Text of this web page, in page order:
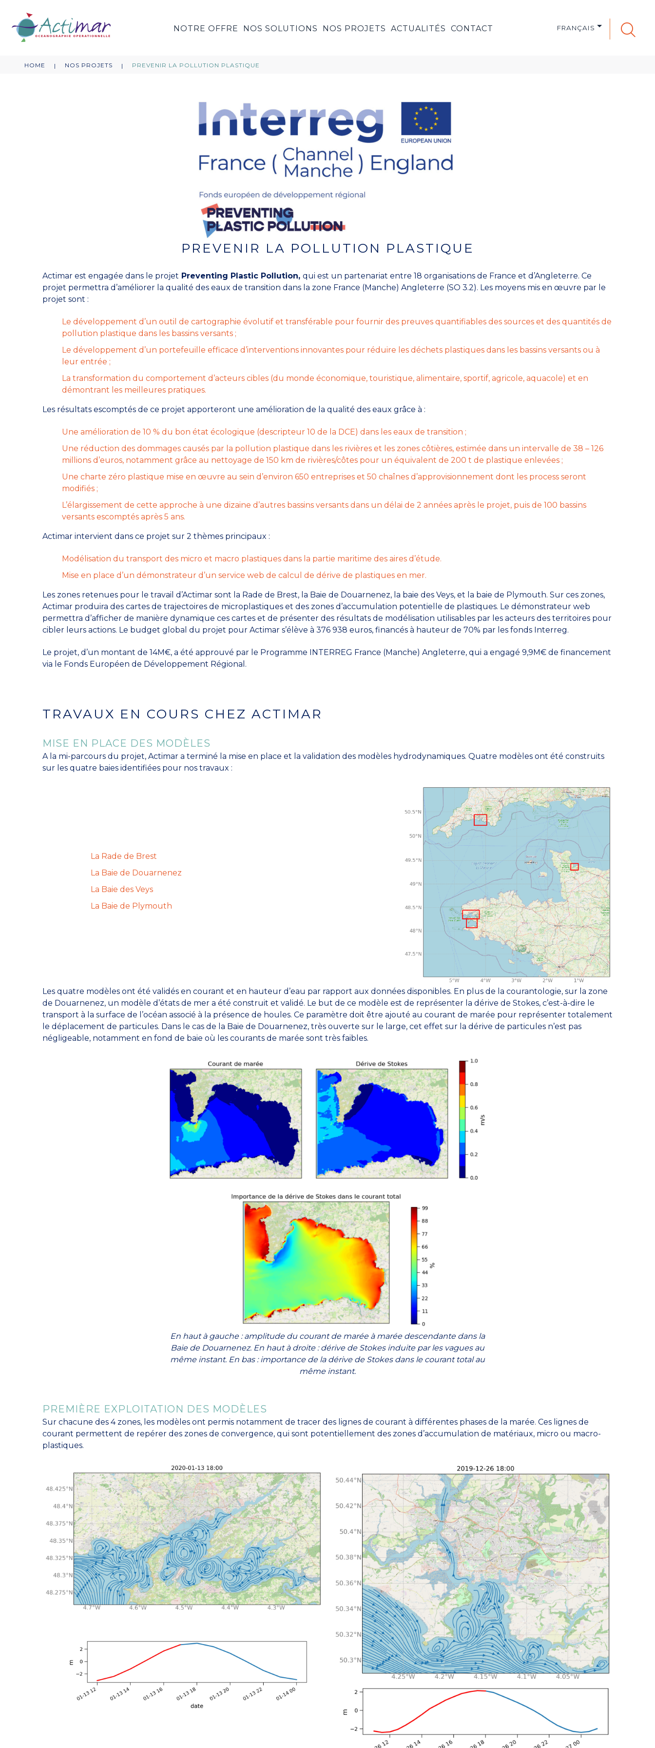
NOTRE OFFRE NOS SOLUTIONS NOS PROJETS ACTUALITÉS CONTACT FRANÇAIS
Search
HOME | NOS PROJETS | PREVENIR LA POLLUTION PLASTIQUE
PREVENIR LA POLLUTION PLASTIQUE
Actimar est engagée dans le projet Preventing Plastic Pollution, qui est un partenariat entre 18 organisations de France et d’Angleterre. Ce
projet permettra d’améliorer la qualité des eaux de transition dans la zone France (Manche) Angleterre (SO 3.2). Les moyens mis en œuvre par le
projet sont :
Le développement d’un outil de cartographie évolutif et transférable pour fournir des preuves quantifiables des sources et des quantités de
pollution plastique dans les bassins versants ;
Le développement d’un portefeuille efficace d’interventions innovantes pour réduire les déchets plastiques dans les bassins versants ou à
leur entrée ;
La transformation du comportement d’acteurs cibles (du monde économique, touristique, alimentaire, sportif, agricole, aquacole) et en
démontrant les meilleures pratiques.
Les résultats escomptés de ce projet apporteront une amélioration de la qualité des eaux grâce à :
Une amélioration de 10 % du bon état écologique (descripteur 10 de la DCE) dans les eaux de transition ;
Une réduction des dommages causés par la pollution plastique dans les rivières et les zones côtières, estimée dans un intervalle de 38 – 126
millions d’euros, notamment grâce au nettoyage de 150 km de rivières/côtes pour un équivalent de 200 t de plastique enlevées ;
Une charte zéro plastique mise en œuvre au sein d’environ 650 entreprises et 50 chaînes d’approvisionnement dont les process seront
modifiés ;
L’élargissement de cette approche à une dizaine d’autres bassins versants dans un délai de 2 années après le projet, puis de 100 bassins
versants escomptés après 5 ans.
Actimar intervient dans ce projet sur 2 thèmes principaux :
Modélisation du transport des micro et macro plastiques dans la partie maritime des aires d’étude.
Mise en place d’un démonstrateur d’un service web de calcul de dérive de plastiques en mer.
Les zones retenues pour le travail d’Actimar sont la Rade de Brest, la Baie de Douarnenez, la baie des Veys, et la baie de Plymouth. Sur ces zones,
Actimar produira des cartes de trajectoires de microplastiques et des zones d’accumulation potentielle de plastiques. Le démonstrateur web
permettra d’afficher de manière dynamique ces cartes et de présenter des résultats de modélisation utilisables par les acteurs des territoires pour
cibler leurs actions. Le budget global du projet pour Actimar s’élève à 376 938 euros, financés à hauteur de 70% par les fonds Interreg.
Le projet, d’un montant de 14M€, a été approuvé par le Programme INTERREG France (Manche) Angleterre, qui a engagé 9,9M€ de financement
via le Fonds Européen de Développement Régional.
TRAVAUX EN COURS CHEZ ACTIMAR
MISE EN PLACE DES MODÈLES
A la mi-parcours du projet, Actimar a terminé la mise en place et la validation des modèles hydrodynamiques. Quatre modèles ont été construits
sur les quatre baies identifiées pour nos travaux :
La Rade de Brest
La Baie de Douarnenez
La Baie des Veys
La Baie de Plymouth
Les quatre modèles ont été validés en courant et en hauteur d’eau par rapport aux données disponibles. En plus de la courantologie, sur la zone
de Douarnenez, un modèle d’états de mer a été construit et validé. Le but de ce modèle est de représenter la dérive de Stokes, c’est-à-dire le
transport à la surface de l’océan associé à la présence de houles. Ce paramètre doit être ajouté au courant de marée pour représenter totalement
le déplacement de particules. Dans le cas de la Baie de Douarnenez, très ouverte sur le large, cet effet sur la dérive de particules n’est pas
négligeable, notamment en fond de baie où les courants de marée sont très faibles.
En haut à gauche : amplitude du courant de marée à marée descendante dans la
Baie de Douarnenez. En haut à droite : dérive de Stokes induite par les vagues au
même instant. En bas : importance de la dérive de Stokes dans le courant total au
même instant.
PREMIÈRE EXPLOITATION DES MODÈLES
Sur chacune des 4 zones, les modèles ont permis notamment de tracer des lignes de courant à différentes phases de la marée. Ces lignes de
courant permettent de repérer des zones de convergence, qui sont potentiellement des zones d’accumulation de matériaux, micro ou macro-
plastiques.